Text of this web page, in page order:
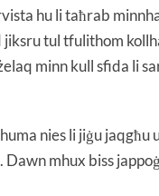
hu li taħrab
tul tfulithom
minn kull sfida li
nies li jiġu jaqgħu
mhux biss